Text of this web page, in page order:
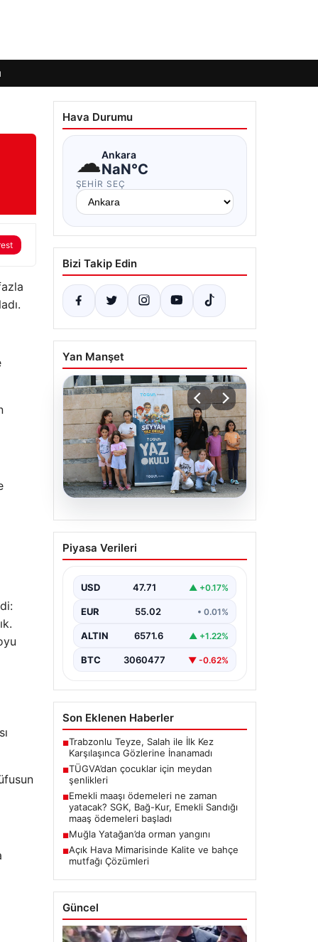
Hava Durumu
☁Ankara
NaN°C
ŞEHIR SEÇ
Bizi Takip Edin
Yan Manşet
06.08.2026
TÜGVA’dan çocuklar için
meydan şenlikleri
Piyasa Verileri
USD 47.71 ▲ +0.17%
EUR 55.02 • 0.01%
ALTIN 6571.6 ▲ +1.22%
BTC 3060477 ▼ -0.62%
Son Eklenen Haberler
■Trabzonlu Teyze, Salah ile İlk Kez
Karşılaşınca Gözlerine İnanamadı
■TÜGVA’dan çocuklar için meydan
şenlikleri
■Emekli maaşı ödemeleri ne zaman
yatacak? SGK, Bağ-Kur, Emekli Sandığı
maaş ödemeleri başladı
■Muğla Yatağan’da orman yangını
■Açık Hava Mimarisinde Kalite ve bahçe
mutfağı Çözümleri
Güncel